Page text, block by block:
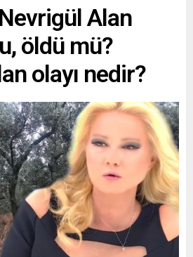
Alan
öldü mü?
olayı nedir?